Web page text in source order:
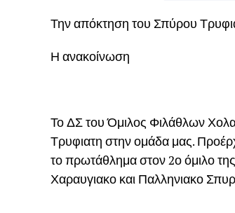
Την απόκτηση του Σπύρου
Η ανακοίνωση
Το ΔΣ του Όμιλος Φιλάθλων
Τρυφιατη στην ομάδα μας.
το πρωτάθλημα στον 2ο όμιλο
Χαραυγιακο και Παλληνιακο